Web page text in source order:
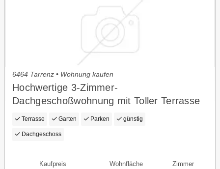
6464 Tarrenz • Wohnung kaufen
Hochwertige 3-Zimmer-
Dachgeschoßwohnung mit Toller Terrasse
Terrasse Garten Parken günstig
Dachgeschoss
Kaufpreis Wohnfläche Zimmer